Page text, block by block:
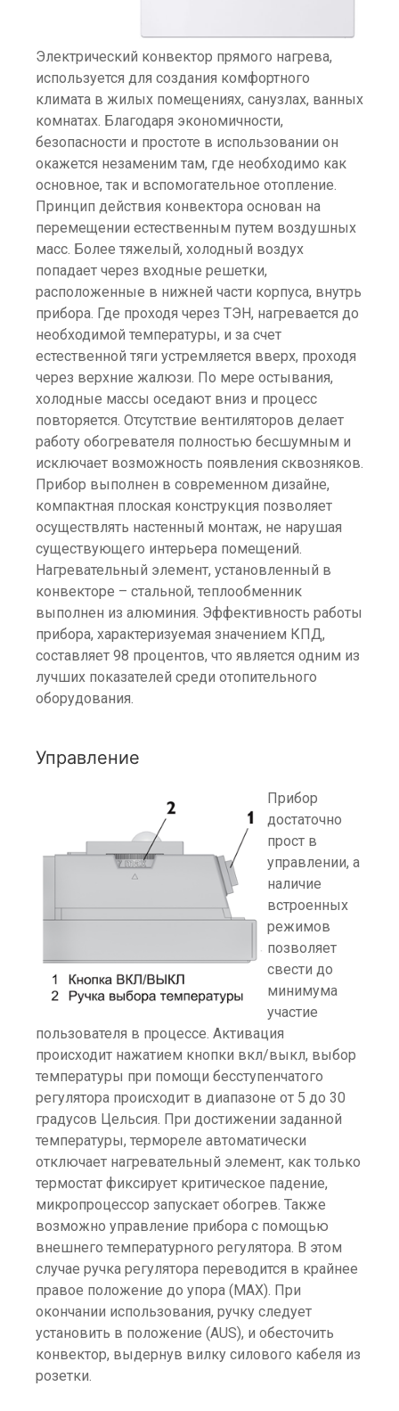
Электрический конвектор прямого нагрева,
используется для создания комфортного
климата в жилых помещениях, санузлах, ванных
комнатах. Благодаря экономичности,
безопасности и простоте в использовании он
окажется незаменим там, где необходимо как
основное, так и вспомогательное отопление.
Принцип действия конвектора основан на
перемещении естественным путем воздушных
масс. Более тяжелый, холодный воздух
попадает через входные решетки,
расположенные в нижней части корпуса, внутрь
прибора. Где проходя через ТЭН, нагревается до
необходимой температуры, и за счет
естественной тяги устремляется вверх, проходя
через верхние жалюзи. По мере остывания,
холодные массы оседают вниз и процесс
повторяется. Отсутствие вентиляторов делает
работу обогревателя полностью бесшумным и
исключает возможность появления сквозняков.
Прибор выполнен в современном дизайне,
компактная плоская конструкция позволяет
осуществлять настенный монтаж, не нарушая
существующего интерьера помещений.
Нагревательный элемент, установленный в
конвекторе – стальной, теплообменник
выполнен из алюминия. Эффективность работы
прибора, характеризуемая значением КПД,
составляет 98 процентов, что является одним из
лучших показателей среди отопительного
оборудования.
Управление
Прибор
достаточно
прост в
управлении, а
наличие
встроенных
режимов
позволяет
свести до
минимума
участие
пользователя в процессе. Активация
происходит нажатием кнопки вкл/выкл, выбор
температуры при помощи бесступенчатого
регулятора происходит в диапазоне от 5 до 30
градусов Цельсия. При достижении заданной
температуры, термореле автоматически
отключает нагревательный элемент, как только
термостат фиксирует критическое падение,
микропроцессор запускает обогрев. Также
возможно управление прибора с помощью
внешнего температурного регулятора. В этом
случае ручка регулятора переводится в крайнее
правое положение до упора (MAX). При
окончании использования, ручку следует
установить в положение (AUS), и обесточить
конвектор, выдернув вилку силового кабеля из
розетки.